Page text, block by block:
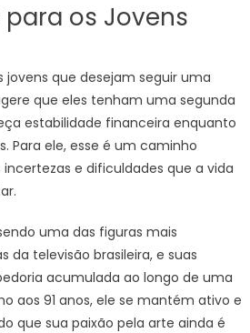
os Jovens
jovens que desejam seguir uma
que eles tenham uma segunda
estabilidade financeira enquanto
Para ele, esse é um caminho
e dificuldades que a vida
uma das figuras mais
da televisão brasileira, e suas
acumulada ao longo de uma
aos 91 anos, ele se mantém ativo e
que sua paixão pela arte ainda é